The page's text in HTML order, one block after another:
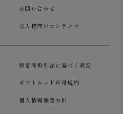
お問い合わせ
法人様向けコンテンツ
特定商取引法に基づく表記
ギフトカード利用規約
個人情報保護方針